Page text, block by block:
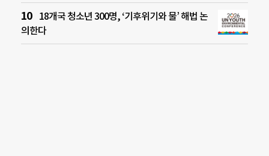
18개국 청소년 300명, ‘기후위기와 물’ 해법 논
의한다